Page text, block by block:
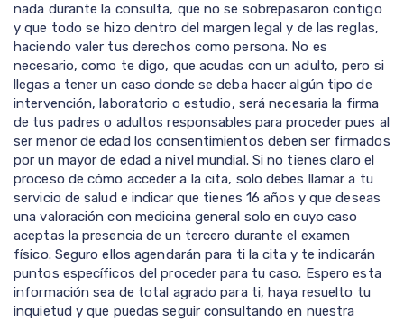
nada durante la consulta, que no se sobrepasaron contigo
y que todo se hizo dentro del margen legal y de las reglas,
haciendo valer tus derechos como persona. No es
necesario, como te digo, que acudas con un adulto, pero si
llegas a tener un caso donde se deba hacer algún tipo de
intervención, laboratorio o estudio, será necesaria la firma
de tus padres o adultos responsables para proceder pues al
ser menor de edad los consentimientos deben ser firmados
por un mayor de edad a nivel mundial. Si no tienes claro el
proceso de cómo acceder a la cita, solo debes llamar a tu
servicio de salud e indicar que tienes 16 años y que deseas
una valoración con medicina general solo en cuyo caso
aceptas la presencia de un tercero durante el examen
físico. Seguro ellos agendarán para ti la cita y te indicarán
puntos específicos del proceder para tu caso. Espero esta
información sea de total agrado para ti, haya resuelto tu
inquietud y que puedas seguir consultando en nuestra